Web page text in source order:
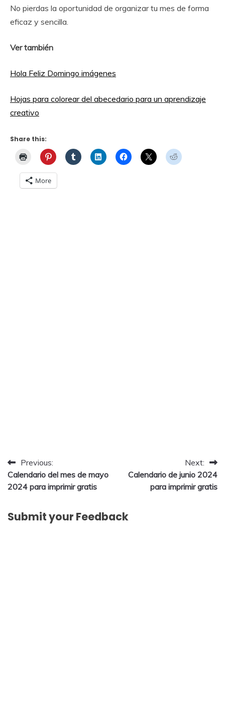
No pierdas la oportunidad de organizar tu mes de forma
eficaz y sencilla.
Ver también
Hola Feliz Domingo imágenes
Hojas para colorear del abecedario para un aprendizaje
creativo
Share this:
More
Post
navigation
Previous:
Calendario del mes de mayo
2024 para imprimir gratis
Next:
Calendario de junio 2024
para imprimir gratis
Submit your Feedback